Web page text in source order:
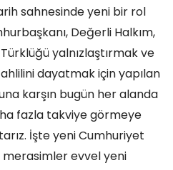
sahnesinde yeni bir rol
Değerli Halkım,
yalnızlaştırmak ve
dayatmak için yapılan
karşın bugün her alanda
fazla takviye görmeye
İşte yeni Cumhuriyet
evvel yeni